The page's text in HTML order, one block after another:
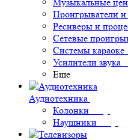
Музыкальные
Проигрыватели
Ресиверы и
Сетевые
Системы караоке
Усилители звука
Еще
Аудиотехника
Колонки
Наушники